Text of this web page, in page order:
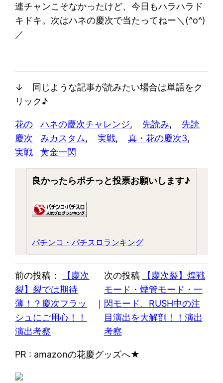
連チャンこそなかったけど、今日もハラハラド
キドキ。次はハネの慶次で当たってねー＼(^o^)
／
↓ 同じような記事が読みたい場合は単語をク
リック♪
花の
慶次
実戦
ハネの慶次チャレンジ, 先読み,
先読
みカスタム, 実戦, 真・花の慶次3
黄金一閃
良かったらポチっと投票お願いします♪
パチンコ・パチスロランキング
前の投稿：
【慶次
裂】裂では期待
薄！？慶次フラッ
シュにご用心！！
演出考察
｜
次の投稿
【慶次裂】煌戦
モード・煙管モード・一
閃モード、RUSH中の注
目演出を大解剖！！演出
考察
PR : amazonの花慶グッズへ★